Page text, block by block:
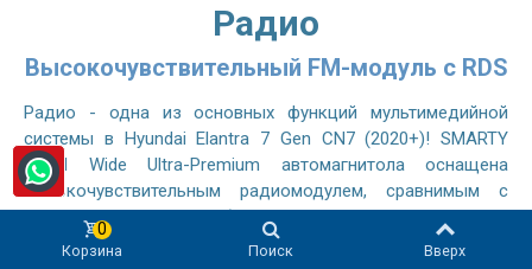
Радио
Высокочувствительный FM-модуль с RDS
Радио - одна из основных функций мультимедийной
системы в Hyundai Elantra 7 Gen CN7 (2020+)! SMARTY
Trend Wide Ultra-Premium автомагнитола оснащена
высокочувствительным радиомодулем, сравнимым с
оригинальным автомобильным радиоприемником, он
позволяет слушать FM- и AM-станции без помех. Система
Корзина
0
Поиск Вверх